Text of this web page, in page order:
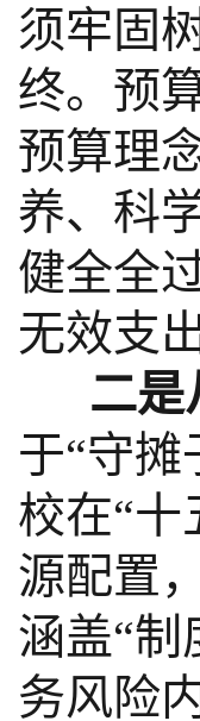
须牢固
终。预
预算理
养、科
健全全
无效支
二是
于“守
校在“
源配置
涵盖“
务风险